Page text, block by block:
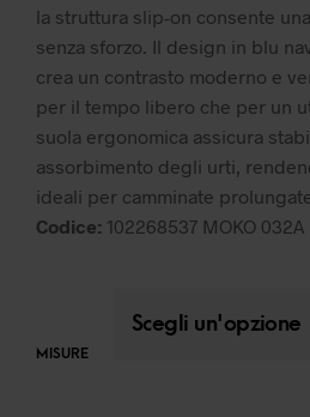
la struttura slip-on consente
senza sforzo. Il design in blu
crea un contrasto moderno e
per il tempo libero che per un
suola ergonomica assicura
assorbimento degli urti,
ideali per camminate
Codice: 102268537 MOKO 032A
MISURE